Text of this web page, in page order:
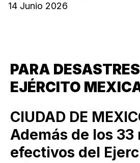
14 Junio 2026
PARA
EJÉRCITO
CIUDAD DE
Además de los 33
efectivos del